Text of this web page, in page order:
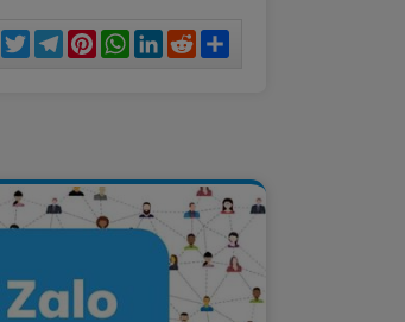
Messenger
TwitterTelegram
Pinterest
WhatsApp
LinkedIn
Reddit